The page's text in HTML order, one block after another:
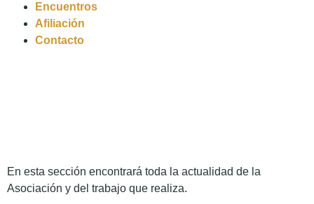
Encuentros
Afiliación
Contacto
En esta sección encontrará toda la actualidad de la
Asociación y del trabajo que realiza.